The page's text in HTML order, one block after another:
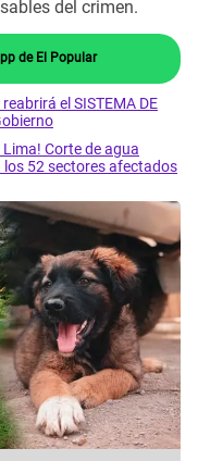
del crimen.
de El Popular
el SISTEMA DE
Lima! Corte de agua
los 52 sectores afectados